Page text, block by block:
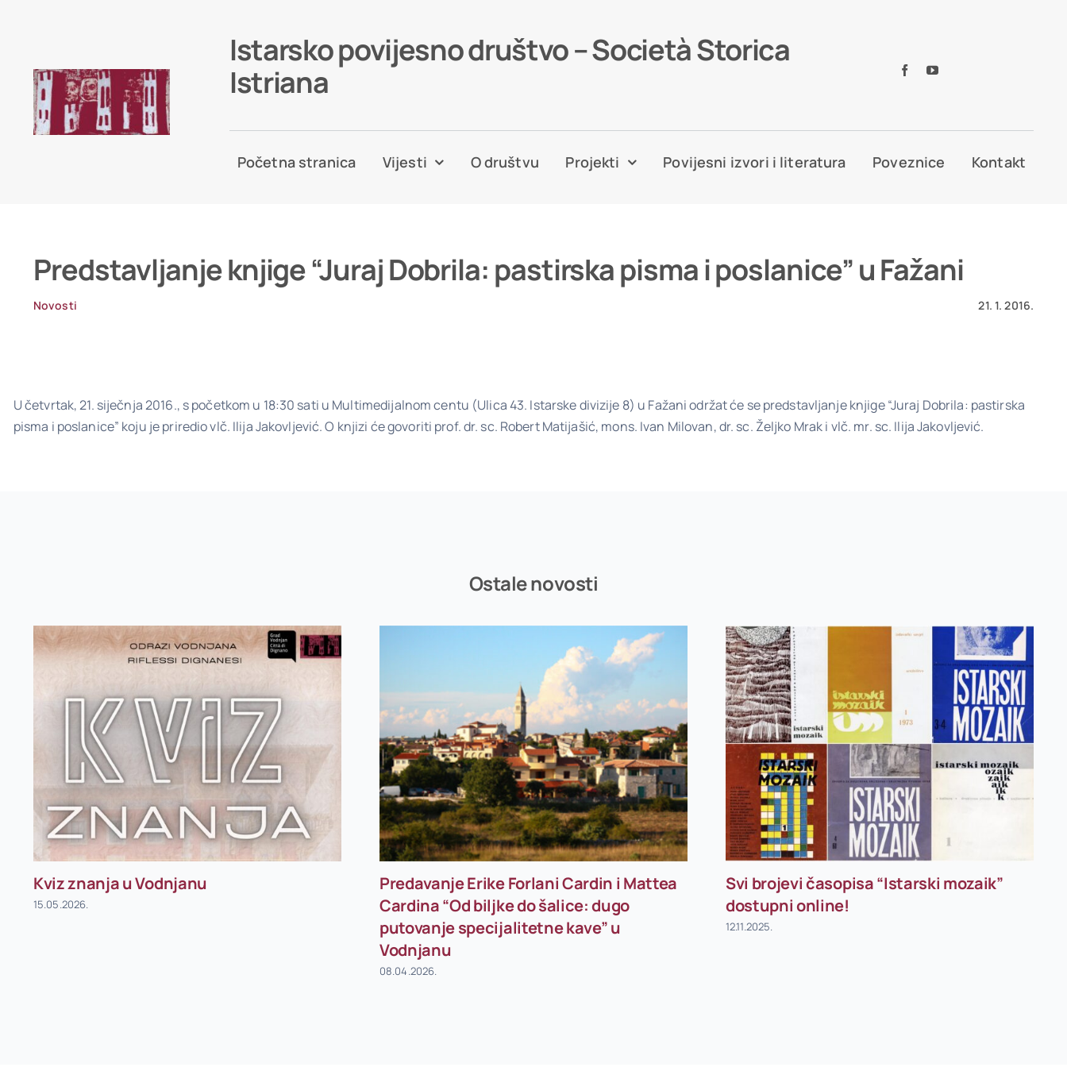
Istarsko povijesno društvo – Società Storica
Istriana
Početna stranica Vijesti O društvu Projekti Povijesni izvori i literatura Poveznice Kontakt
Predstavljanje knjige “Juraj Dobrila: pastirska pisma i poslanice” u Fažani
Novosti 21. 1. 2016.
U četvrtak, 21. siječnja 2016., s početkom u 18:30 sati u Multimedijalnom centu (Ulica 43. Istarske divizije 8) u Fažani održat će se predstavljanje knjige “Juraj Dobrila: pastirska
pisma i poslanice” koju je priredio vlč. Ilija Jakovljević. O knjizi će govoriti prof. dr. sc. Robert Matijašić, mons. Ivan Milovan, dr. sc. Željko Mrak i vlč. mr. sc. Ilija Jakovljević.
Ostale novosti
Kviz znanja u Vodnjanu
15.05.2026.
Predavanje Erike Forlani Cardin i Mattea
Cardina “Od biljke do šalice: dugo
putovanje specijalitetne kave” u
Vodnjanu
08.04.2026.
Svi brojevi časopisa “Istarski mozaik”
dostupni online!
12.11.2025.